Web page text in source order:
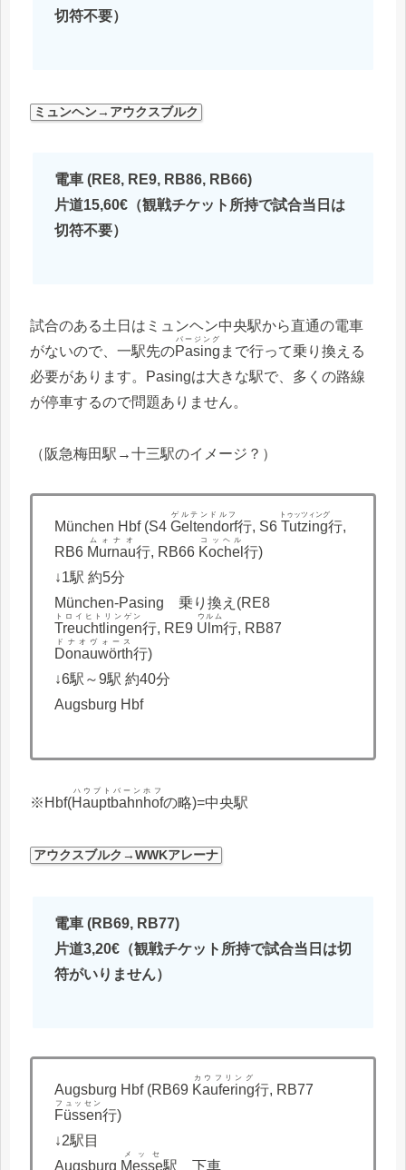
切符不要）
ミュンヘン→アウクスブルク
電車 (RE8, RE9, RB86, RB66)
片道15,60€（観戦チケット所持で試合当日は
切符不要）
試合のある土日はミュンヘン中央駅から直通の電車
がないので、一駅先のPasing
パージング
まで行って乗り換える
必要があります。Pasingは大きな駅で、多くの路線
が停車するので問題ありません。
（阪急梅田駅→十三駅のイメージ？）
München Hbf (S4 Geltendorf
ゲルテンドルフ
行, S6 Tutzing
トゥッツィング
行,
RB6 Murnau
ムォナオ
行, RB66 Kochel
コッヘル
行)
↓1駅 約5分
München-Pasing 乗り換え(RE8
Treuchtlingen
トロイヒトリンゲン
行, RE9 Ulm
ウルム
行, RB87
Donauwörth
ドナオヴォース
行)
↓6駅～9駅 約40分
Augsburg Hbf
※Hbf(Hauptbahnhof
ハウプトバーンホフ
の略)=中央駅
アウクスブルク→WWKアレーナ
電車 (RB69, RB77)
片道3,20€（観戦チケット所持で試合当日は切
符がいりません）
Augsburg Hbf (RB69 Kaufering
カウフリング
行, RB77
Füssen
フュッセン
行)
↓2駅目
Augsburg Messe
メッセ
駅 下車